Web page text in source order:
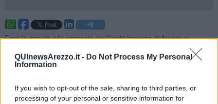
QUInewsArezzo.it - Do Not Process My Personal
Information
If you wish to opt-out of the sale, sharing to third parties, or
processing of your personal or sensitive information for
Ecco le opportunità proposte dai Centri Impiego di Arezzo e
provincia per la settimana 20 del 2025 (dal 18 maggio 2025 al 24
maggio 2025), lavori a tempo indeterminato e determinato ed
apprendistato.
Questa settimana: